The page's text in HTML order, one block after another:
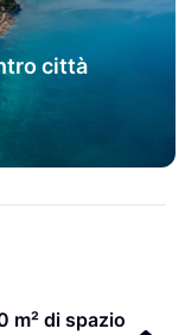
città
m² di spazio